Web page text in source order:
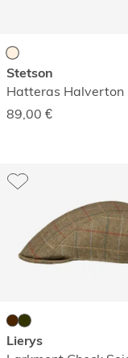
Stetson
89,00 €
Lierys